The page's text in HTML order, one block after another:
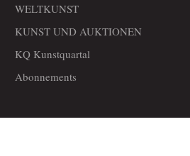
WELTKUNST
KUNST UND AUKTIONEN
KQ Kunstquartal
Abonnements